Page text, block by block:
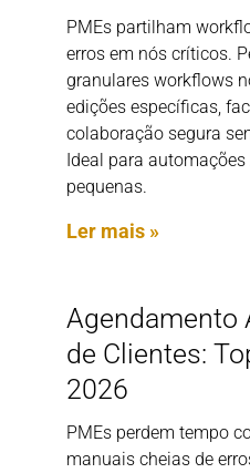
PMEs partilham
erros em nós críticos.
granulares workflows
edições específicas,
colaboração segura
Ideal para
pequenas.
Ler mais »
Agendamento
de Clientes:
2026
PMEs perdem tempo
manuais cheias de